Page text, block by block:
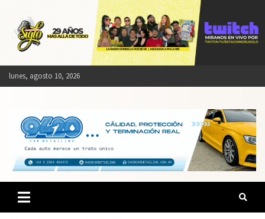
content
lunes, agosto 10, 2026